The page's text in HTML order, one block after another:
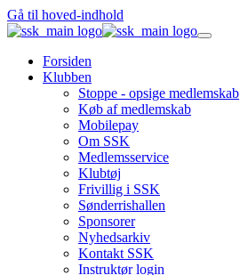
Gå til hoved-indhold
Forsiden
Klubben
Stoppe - opsige medlemskab
Køb af medlemskab
Mobilepay
Om SSK
Medlemsservice
Klubtøj
Frivillig i SSK
Sønderrishallen
Sponsorer
Nyhedsarkiv
Kontakt SSK
Instruktør login